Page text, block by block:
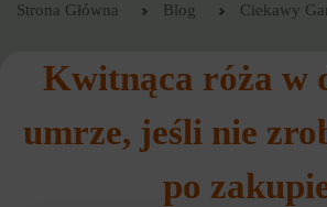
Strona Główna Blog Ciekawy
Kwitnąca róża w
umrze, jeśli nie
po